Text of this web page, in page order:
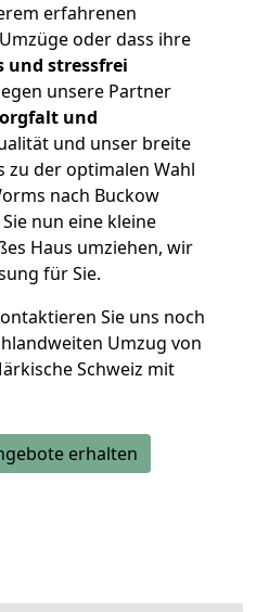
erfahrenen
oder dass ihre
und stressfrei
unsere Partner
und
und unser breite
zu der optimalen Wahl
nach Buckow
nun eine kleine
Haus umziehen, wir
für Sie.
Sie uns noch
Umzug von
Schweiz mit
erhalten